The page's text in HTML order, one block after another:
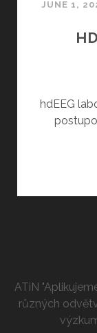
JUNE 1,
hdEEG
ATiN
různých